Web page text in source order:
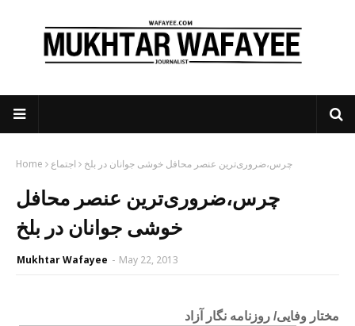
Home اجتماع چرس،ضروری‌ترین عنصر محافل خوشی جوانان در بلخ
چرس،ضروری‌ترین عنصر محافل
خوشی جوانان در بلخ
Mukhtar Wafayee - May 22, 2013
مختار وفایی/ روزنامه نگار آزاد